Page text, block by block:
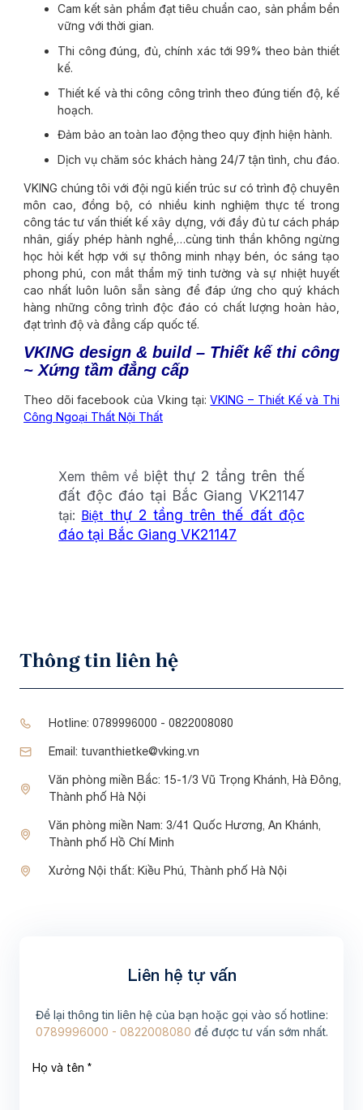
Cam kết sản phẩm đạt tiêu chuẩn cao, sản phẩm bền
vững với thời gian.
Thi công đúng, đủ, chính xác tới 99% theo bản thiết
kế.
Thiết kế và thi công công trình theo đúng tiến độ, kế
hoạch.
Đảm bảo an toàn lao động theo quy định hiện hành.
Dịch vụ chăm sóc khách hàng 24/7 tận tình, chu đáo.
VKING chúng tôi với đội ngũ kiến trúc sư có trình độ chuyên
môn cao, đồng bộ, có nhiều kinh nghiệm thực tế trong
công tác tư vấn thiết kế xây dựng, với đầy đủ tư cách pháp
nhân, giấy phép hành nghề,…cùng tinh thần không ngừng
học hỏi kết hợp với sự thông minh nhạy bén, óc sáng tạo
phong phú, con mắt thẩm mỹ tinh tường và sự nhiệt huyết
cao nhất luôn luôn sẵn sàng để đáp ứng cho quý khách
hàng những công trình độc đáo có chất lượng hoàn hảo,
đạt trình độ và đẳng cấp quốc tế.
VKING design & build – Thiết kế thi công
~ Xứng tầm đẳng cấp
Theo dõi facebook của Vking tại:VKING – Thiết Kế và Thi
Công Ngoại Thất Nội Thất
Xem thêm về biệt thự 2 tầng trên thế
đất độc đáo tại Bắc Giang VK21147
tại: Biệt thự 2 tầng trên thế đất độc
đáo tại Bắc Giang VK21147
Thông tin liên hệ
Hotline: 0789996000 - 0822008080
Email: tuvanthietke@vking.vn
Văn phòng miền Bắc: 15-1/3 Vũ Trọng Khánh, Hà Đông,
Thành phố Hà Nội
Văn phòng miền Nam: 3/41 Quốc Hương, An Khánh,
Thành phố Hồ Chí Minh
Xưởng Nội thất: Kiều Phú, Thành phố Hà Nội
Liên hệ tự vấn
Để lại thông tin liên hệ của bạn hoặc gọi vào số hotline:
0789996000 - 0822008080 để được tư vấn sớm nhất.
Họ và tên *